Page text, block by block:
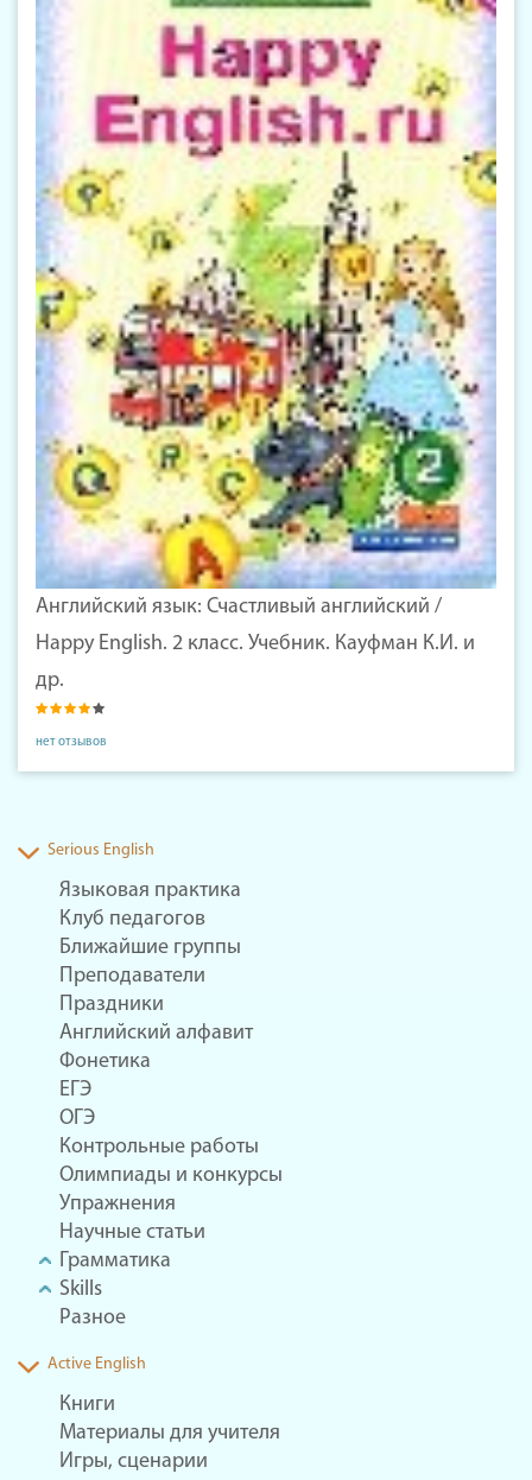
Английский язык: Счастливый английский /
Happy English. 2 класс. Учебник. Кауфман К.И. и
др.
нет отзывов
Serious English
Языковая практика
Клуб педагогов
Ближайшие группы
Преподаватели
Праздники
Английский алфавит
Фонетика
ЕГЭ
ОГЭ
Контрольные работы
Олимпиады и конкурсы
Упражнения
Научные статьи
Грамматика
Skills
Разное
Active English
Книги
Материалы для учителя
Игры, сценарии